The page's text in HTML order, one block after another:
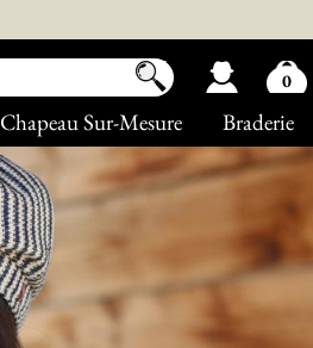
Braderie
Chapeau Sur-Mesure
0